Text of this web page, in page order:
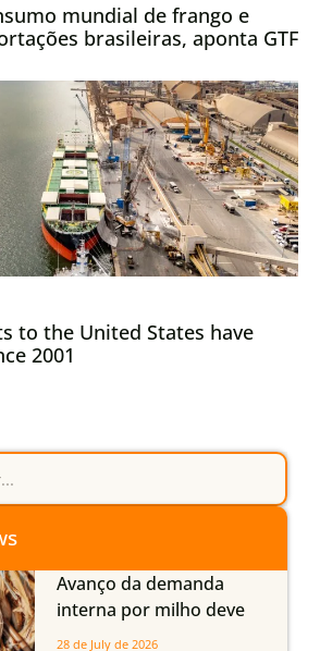
mundial de frango e
brasileiras, aponta GTF
to the United States have
2001
Avanço da demanda
interna por milho deve
compensar aumento da
28 de July de 2026